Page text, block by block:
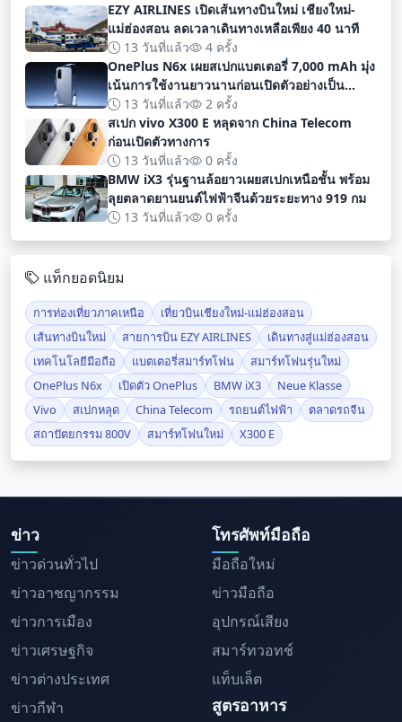
EZY AIRLINES เปิดเส้นทางบินใหม่ เชียงใหม่-
แม่ฮ่องสอน ลดเวลาเดินทางเหลือเพียง 40 นาที
13 วันที่แล้ว
4 ครั้ง
OnePlus N6x เผยสเปกแบตเตอรี่ 7,000 mAh มุ่ง
เน้นการใช้งานยาวนานก่อนเปิดตัวอย่างเป็น
ทางการ
13 วันที่แล้ว
2 ครั้ง
สเปก vivo X300 E หลุดจาก China Telecom
ก่อนเปิดตัวทางการ
13 วันที่แล้ว
0 ครั้ง
BMW iX3 รุ่นฐานล้อยาวเผยสเปกเหนือชั้น พร้อม
ลุยตลาดยานยนต์ไฟฟ้าจีนด้วยระยะทาง 919 กม
13 วันที่แล้ว
0 ครั้ง
แท็กยอดนิยม
การท่องเที่ยวภาคเหนือ
เที่ยวบินเชียงใหม่-แม่ฮ่องสอน
เส้นทางบินใหม่
สายการบิน EZY AIRLINES
เดินทางสู่แม่ฮ่องสอน
เทคโนโลยีมือถือ
แบตเตอรี่สมาร์ทโฟน
สมาร์ทโฟนรุ่นใหม่
OnePlus N6x
เปิดตัว OnePlus BMW iX3
Neue Klasse
Vivo
สเปกหลุด China Telecom รถยนต์ไฟฟ้า
ตลาดรถจีน
สถาปัตยกรรม 800V
สมาร์ทโฟนใหม่ X300 E
ข่าว
ข่าวด่วนทั่วไป
ข่าวอาชญากรรม
ข่าวการเมือง
ข่าวเศรษฐกิจ
ข่าวต่างประเทศ
ข่าวกีฬา
โทรศัพท์มือถือ
มือถือใหม่
ข่าวมือถือ
อุปกรณ์เสียง
สมาร์ทวอทช์
แท็บเล็ต
สูตรอาหาร